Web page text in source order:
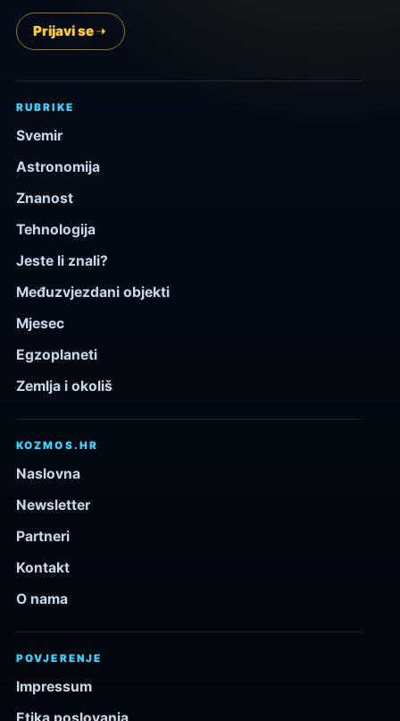
Prijavi se
RUBRIKE
Svemir
Astronomija
Znanost
Tehnologija
Jeste li znali?
Međuzvjezdani objekti
Mjesec
Egzoplaneti
Zemlja i okoliš
KOZMOS.HR
Naslovna
Newsletter
Partneri
Kontakt
O nama
POVJERENJE
Impressum